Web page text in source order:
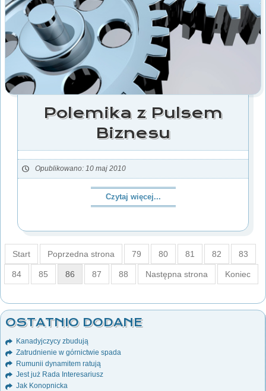
Polemika z Pulsem
Biznesu
Opublikowano: 10 maj 2010
Czytaj więcej...
Start Poprzedna strona 79 80 81 82 83
84 85 86 87 88 Następna strona Koniec
OSTATNIO DODANE
Kanadyjczycy zbudują
Zatrudnienie w górnictwie spada
Rumunii dynamitem ratują
Jest już Rada Interesariusz
Jak Konopnicka